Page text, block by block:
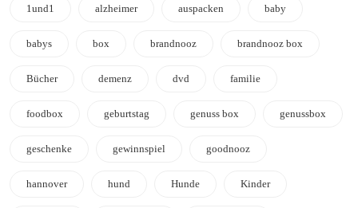
1und1 alzheimer auspacken baby
babys box brandnooz brandnooz box
Bücher demenz dvd familie
foodbox geburtstag genuss box genussbox
geschenke gewinnspiel goodnooz
hannover hund Hunde Kinder